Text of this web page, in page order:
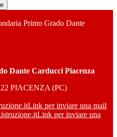
Primo Grado Dante
Dante Carducci Piacenza
PIACENZA (PC)
Link per inviare una mail
Link per inviare una